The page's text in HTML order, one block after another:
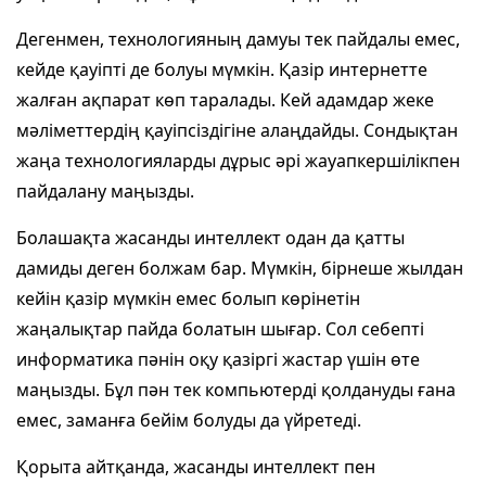
Дегенмен, технологияның дамуы тек пайдалы емес,
кейде қауіпті де болуы мүмкін. Қазір интернетте
жалған ақпарат көп таралады. Кей адамдар жеке
мәліметтердің қауіпсіздігіне алаңдайды. Сондықтан
жаңа технологияларды дұрыс әрі жауапкершілікпен
пайдалану маңызды.
Болашақта жасанды интеллект одан да қатты
дамиды деген болжам бар. Мүмкін, бірнеше жылдан
кейін қазір мүмкін емес болып көрінетін
жаңалықтар пайда болатын шығар. Сол себепті
информатика пәнін оқу қазіргі жастар үшін өте
маңызды. Бұл пән тек компьютерді қолдануды ғана
емес, заманға бейім болуды да үйретеді.
Қорыта айтқанда, жасанды интеллект пен